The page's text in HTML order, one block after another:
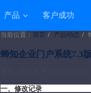
产品 客户成功
当前位置： 首页 产品动态
蝉知企业门户系统7.3
一、修改记录